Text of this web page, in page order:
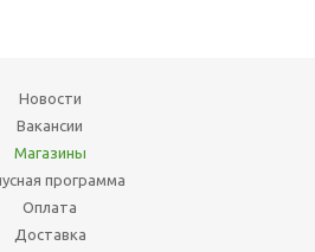
Новости
Вакансии
Магазины
программа
Оплата
Доставка